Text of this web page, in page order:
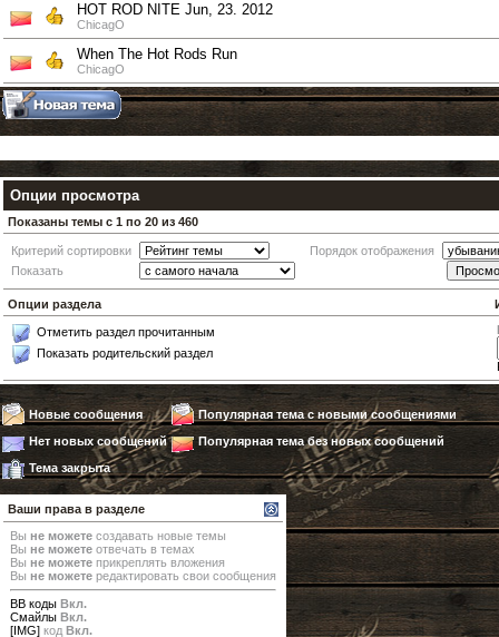
HOT ROD NITE Jun, 23. 2012
ChicagO
When The Hot Rods Run
ChicagO
Опции просмотра
Показаны темы с 1 по 20 из 460
Критерий сортировки
Порядок отображения
Показать
Опции раздела
Отметить раздел прочитанным
Показать родительский раздел
Новые сообщения
Популярная тема с новыми сообщениями
Нет новых сообщений
Популярная тема без новых сообщений
Тема закрыта
Ваши права в разделе
Вы не можете создавать новые темы
Вы не можете отвечать в темах
Вы не можете прикреплять вложения
Вы не можете редактировать свои сообщения
BB коды Вкл.
Смайлы Вкл.
[IMG] код Вкл.